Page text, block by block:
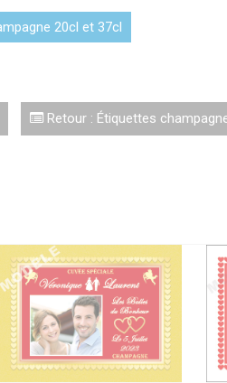
20cl et 37cl
Retour : Étiquettes